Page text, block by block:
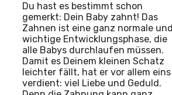
Du hast es bestimmt schon
gemerkt: Dein Baby zahnt! Das
Zahnen ist eine ganz normale und
wichtige Entwicklungsphase, die
alle Babys durchlaufen müssen.
Damit es Deinem kleinen Schatz
leichter fällt, hat er vor allem eins
verdient: viel Liebe und Geduld.